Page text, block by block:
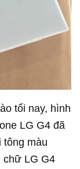
tối nay, hình
LG G4 đã
tông màu
chữ LG G4